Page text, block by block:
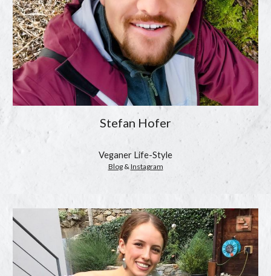
Stefan Hofer
Veganer Life-Style
Blog & Instagram